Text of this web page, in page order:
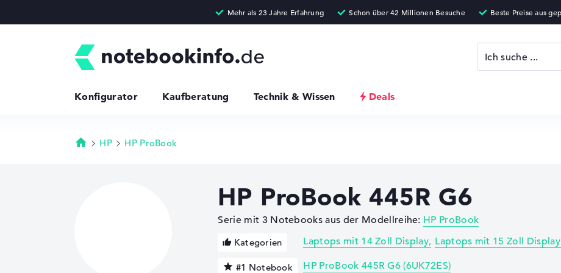
Konfigurator Kaufberatung Technik & Wissen Deals
Startseite
HP HP ProBook
HP ProBook 445R G6
Serie mit 3 Notebooks aus der Modellreihe: HP ProBook
Kategorien Laptops mit 14 Zoll Display Laptops mit 15 Zoll Display
#1 Notebook HP ProBook 445R G6 (6UK72ES)